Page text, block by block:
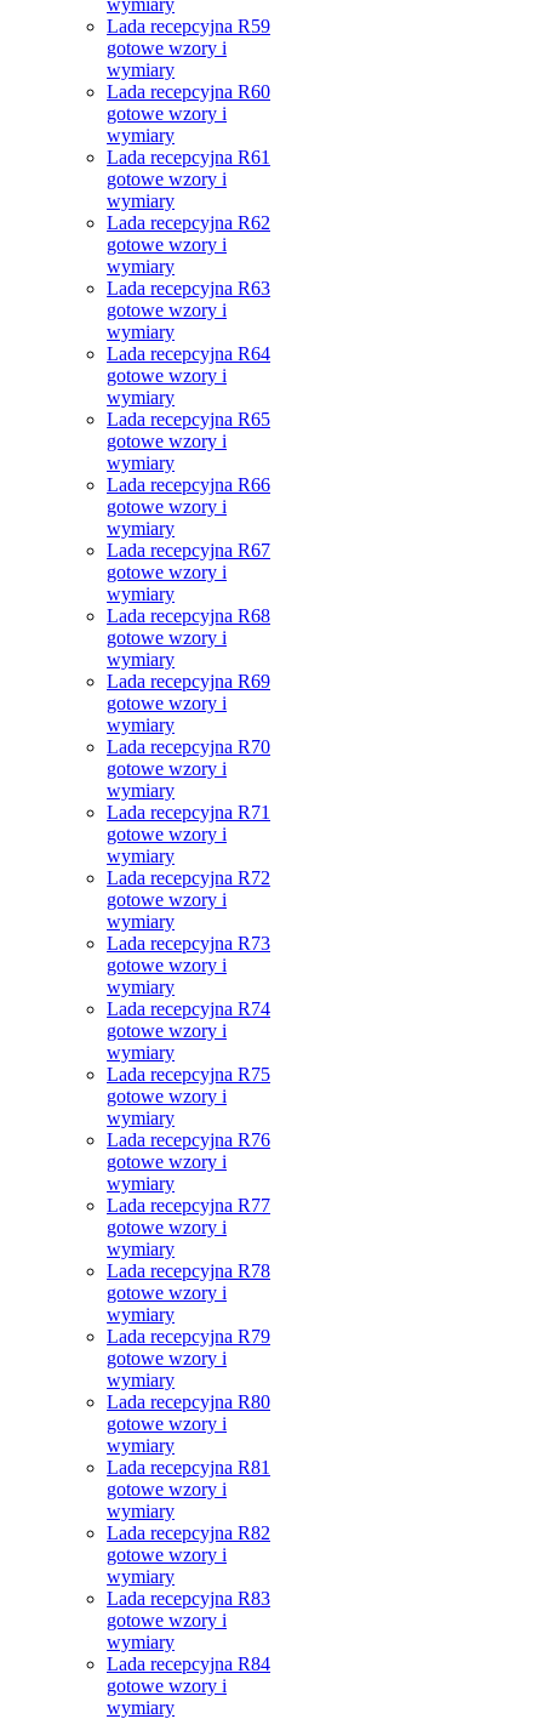
wymiary
Lada recepcyjna R59
gotowe wzory i
wymiary
Lada recepcyjna R60
gotowe wzory i
wymiary
Lada recepcyjna R61
gotowe wzory i
wymiary
Lada recepcyjna R62
gotowe wzory i
wymiary
Lada recepcyjna R63
gotowe wzory i
wymiary
Lada recepcyjna R64
gotowe wzory i
wymiary
Lada recepcyjna R65
gotowe wzory i
wymiary
Lada recepcyjna R66
gotowe wzory i
wymiary
Lada recepcyjna R67
gotowe wzory i
wymiary
Lada recepcyjna R68
gotowe wzory i
wymiary
Lada recepcyjna R69
gotowe wzory i
wymiary
Lada recepcyjna R70
gotowe wzory i
wymiary
Lada recepcyjna R71
gotowe wzory i
wymiary
Lada recepcyjna R72
gotowe wzory i
wymiary
Lada recepcyjna R73
gotowe wzory i
wymiary
Lada recepcyjna R74
gotowe wzory i
wymiary
Lada recepcyjna R75
gotowe wzory i
wymiary
Lada recepcyjna R76
gotowe wzory i
wymiary
Lada recepcyjna R77
gotowe wzory i
wymiary
Lada recepcyjna R78
gotowe wzory i
wymiary
Lada recepcyjna R79
gotowe wzory i
wymiary
Lada recepcyjna R80
gotowe wzory i
wymiary
Lada recepcyjna R81
gotowe wzory i
wymiary
Lada recepcyjna R82
gotowe wzory i
wymiary
Lada recepcyjna R83
gotowe wzory i
wymiary
Lada recepcyjna R84
gotowe wzory i
wymiary